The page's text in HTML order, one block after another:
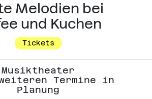
Melodien bei
und Kuchen
Tickets
Termine in
Planung
Musiktheater